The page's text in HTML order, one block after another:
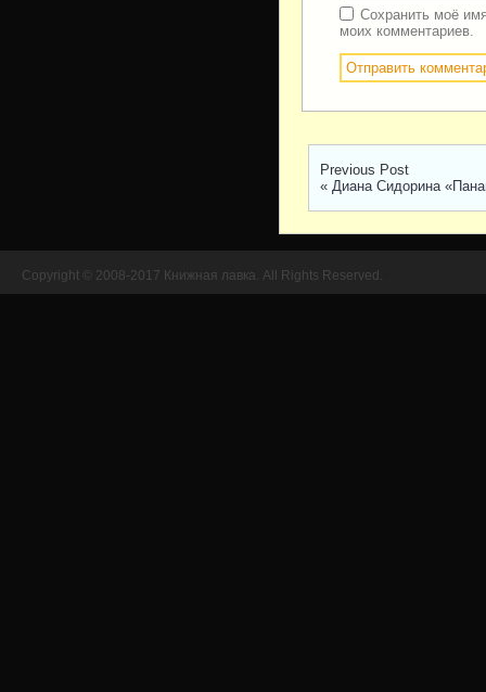
Сохранить моё
моих комментариев.
Previous Post
« Диана Сидорина
Copyright © 2008-2017 Книжная лавка. All Rights Reserved.